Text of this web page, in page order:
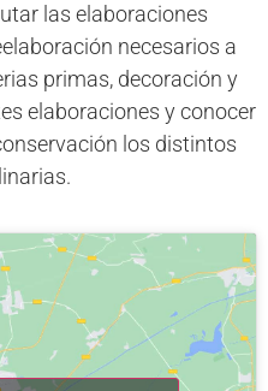
las elaboraciones
necesarios a
primas, decoración y
elaboraciones y conocer
los distintos